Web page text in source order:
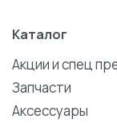
Каталог
Акции и спец
Запчасти
Аксессуары